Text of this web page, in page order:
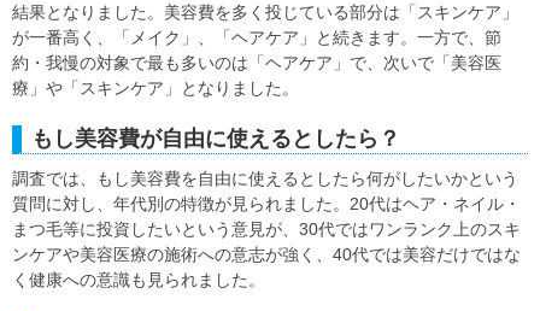
結果となりました。美容費を多く投じている部分は「スキンケア」
が一番高く、「メイク」、「ヘアケア」と続きます。一方で、節
約・我慢の対象で最も多いのは「ヘアケア」で、次いで「美容医
療」や「スキンケア」となりました。
もし美容費が自由に使えるとしたら？
調査では、もし美容費を自由に使えるとしたら何がしたいかという
質問に対し、年代別の特徴が見られました。20代はヘア・ネイル・
まつ毛等に投資したいという意見が、30代ではワンランク上のスキ
ンケアや美容医療の施術への意志が強く、40代では美容だけではな
く健康への意識も見られました。